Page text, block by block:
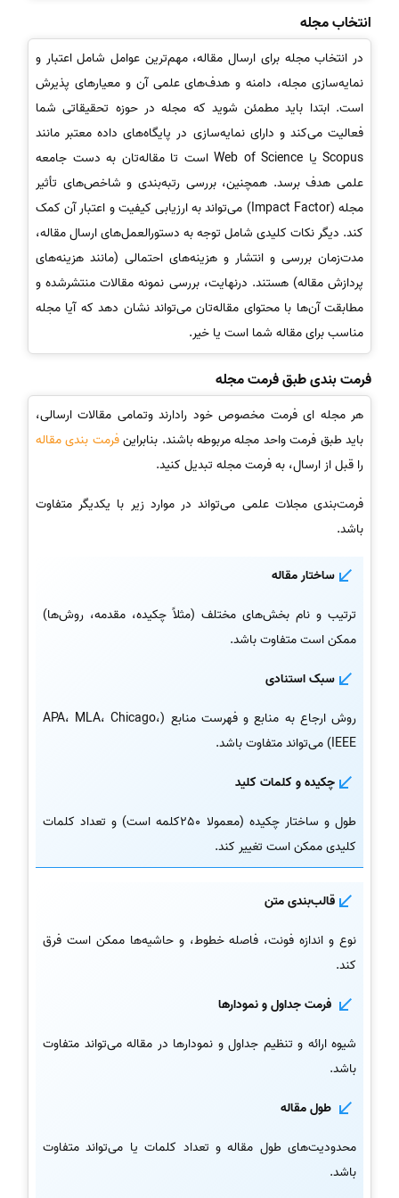
انتخاب مجله
در انتخاب مجله برای ارسال مقاله، مهم‌ترین عوامل شامل اعتبار و
نمایه‌سازی مجله، دامنه و هدف‌های علمی آن و معیارهای پذیرش
است. ابتدا باید مطمئن شوید که مجله در حوزه تحقیقاتی شما
فعالیت می‌کند و دارای نمایه‌سازی در پایگاه‌های داده معتبر مانند
Scopus یا Web of Science است تا مقاله‌تان به دست جامعه
علمی هدف برسد. همچنین، بررسی رتبه‌بندی و شاخص‌های تأثیر
مجله (Impact Factor) می‌تواند به ارزیابی کیفیت و اعتبار آن کمک
کند. دیگر نکات کلیدی شامل توجه به دستورالعمل‌های ارسال مقاله،
مدت‌زمان بررسی و انتشار و هزینه‌های احتمالی (مانند هزینه‌های
پردازش مقاله) هستند. درنهایت، بررسی نمونه مقالات منتشرشده و
مطابقت آن‌ها با محتوای مقاله‌تان می‌تواند نشان دهد که آیا مجله
مناسب برای مقاله شما است یا خیر.
فرمت بندی طبق فرمت مجله
هر مجله ای فرمت مخصوص خود رادارند وتمامی مقالات ارسالی،
باید طبق فرمت واحد مجله مربوطه باشند. بنابراینفرمت بندی مقاله
را قبل از ارسال، به فرمت مجله تبدیل کنید.
فرمت‌بندی مجلات علمی می‌تواند در موارد زیر با یکدیگر متفاوت
باشد.
ساختار مقاله
ترتیب و نام بخش‌های مختلف (مثلاً چکیده، مقدمه، روش‌ها)
ممکن است متفاوت باشد.
سبک استنادی
روش ارجاع به منابع و فهرست منابع (APA، MLA، Chicago،
IEEE) می‌تواند متفاوت باشد.
چکیده و کلمات کلید
طول و ساختار چکیده (معمولا 250کلمه است) و تعداد کلمات
کلیدی ممکن است تغییر کند.
قالب‌بندی متن
نوع و اندازه فونت، فاصله خطوط، و حاشیه‌ها ممکن است فرق
کند.
فرمت جداول و نمودارها
شیوه ارائه و تنظیم جداول و نمودارها در مقاله می‌تواند متفاوت
باشد.
طول مقاله
محدودیت‌های طول مقاله و تعداد کلمات یا می‌تواند متفاوت
باشد.